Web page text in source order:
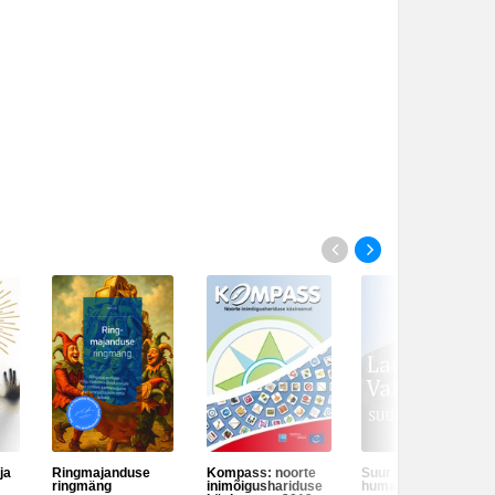
Ringmajanduse
ringmäng
Kompass: noorte
inimõigushariduse
Suur pettumus ehk
humanismi kriis